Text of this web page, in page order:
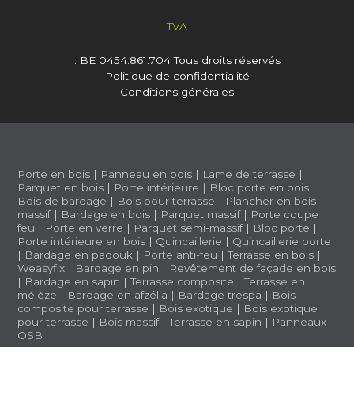
TVA
: BE 0454.861.704Tous droits réservés
Politique de confidentialité
Conditions générales
Porte en bois | Panneau en bois | Lame de terrasse |
Parquet en bois | Porte intérieure | Bloc porte en bois |
Bois de bardage | Bois pour terrasse | Plancher en bois
massif| Bardage en bois | Parquet massif| Porte coupe
feu | Porte en verre | Parquet semi-massif| Bloc porte |
Porte intérieure en bois | Quincaillerie | Quincaillerie porte
| Bardage en padouk | Porte anti-feu |Terrasse en bois |
Weasyfix | Bardage en pin | Revêtement de façade en bois
| Bardage en sapin |Terrasse composite |Terrasse en
mélèze | Bardage en afzélia | Bardage trespa | Bois
composite pour terrasse | Bois exotique | Bois exotique
pour terrasse | Bois massif|Terrasse en sapin | Panneaux
OSB